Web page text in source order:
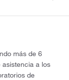
más de 6
asistencia a los
de